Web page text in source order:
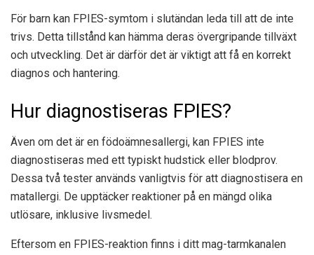
För barn kan FPIES-symtom i slutändan leda till att de inte
trivs. Detta tillstånd kan hämma deras övergripande tillväxt
och utveckling. Det är därför det är viktigt att få en korrekt
diagnos och hantering.
Hur diagnostiseras FPIES?
Även om det är en födoämnesallergi, kan FPIES inte
diagnostiseras med ett typiskt hudstick eller blodprov.
Dessa två tester används vanligtvis för att diagnostisera en
matallergi. De upptäcker reaktioner på en mängd olika
utlösare, inklusive livsmedel.
Eftersom en FPIES-reaktion finns i ditt mag-tarmkanalen